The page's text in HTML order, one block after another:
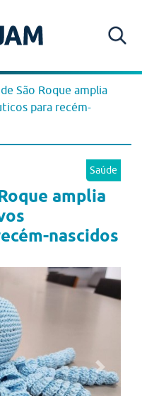
São Roque amplia
para recém-
Saúde
amplia
nascidos
Next